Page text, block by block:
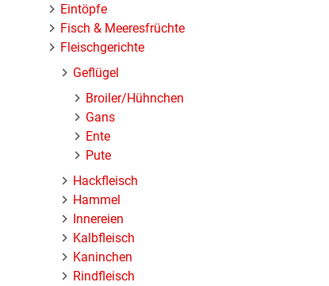
Eintöpfe
Fisch & Meeresfrüchte
Fleischgerichte
Geflügel
Broiler/Hühnchen
Gans
Ente
Pute
Hackfleisch
Hammel
Innereien
Kalbfleisch
Kaninchen
Rindfleisch